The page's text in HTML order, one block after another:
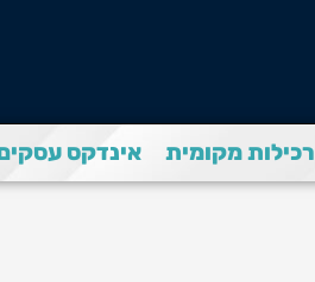
רכילות מקומית אינדקס